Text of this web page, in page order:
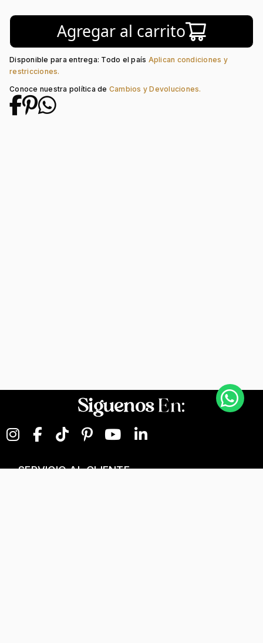
Agregar al carrito
Disponible para entrega: Todo el país Aplican condiciones y
restricciones.
Conoce nuestra política de Cambios y Devoluciones.
SiguenosEn:
SERVICIO AL CLIENTE